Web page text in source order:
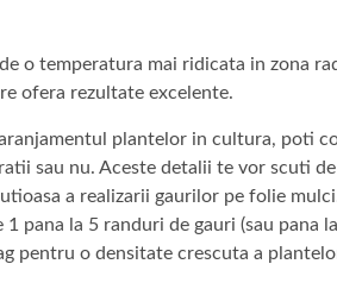
o temperatura mai ridicata in zona
ofera rezultate excelente.
plantelor in cultura, poti
sau nu. Aceste detalii te vor scuti
a realizarii gaurilor pe folie
1 pana la 5 randuri de gauri (sau pana
pentru o densitate crescuta a